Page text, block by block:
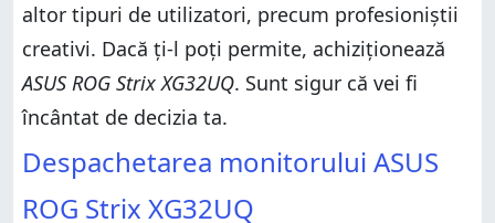
altor tipuri de utilizatori, precum profesioniștii
creativi. Dacă ți-l poți permite, achiziționează
ASUS ROG Strix XG32UQ. Sunt sigur că vei fi
încântat de decizia ta.
Despachetarea monitorului ASUS
ROG Strix XG32UQ